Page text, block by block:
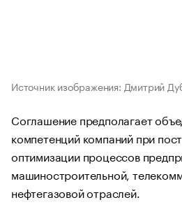
Источник изображения: Дмитрий
Соглашение предполагает
компетенций компаний при
оптимизации процессов
машиностроительной,
нефтегазовой отраслей.